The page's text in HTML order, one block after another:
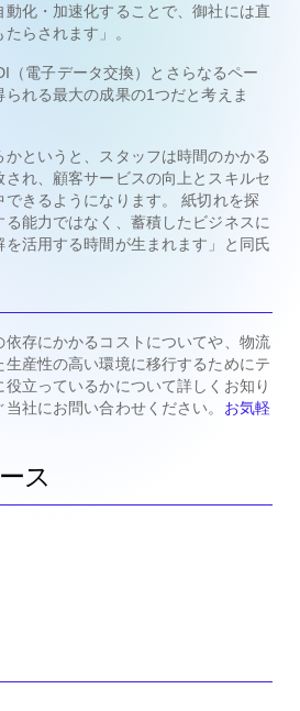
動化・加速化することで、御社には直
らされます」。
（電子データ交換）とさらなるペー
れる最大の成果の1つだと考えま
かというと、スタッフは時間のかかる
れ、顧客サービスの向上とスキルセ
できるようになります。紙切れを探
る能力ではなく、蓄積したビジネスに
活用する時間が生まれます」と同氏
存にかかるコストについてや、物流
産性の高い環境に移行するためにテ
立っているかについて詳しくお知り
社にお問い合わせください。 お気軽
ス